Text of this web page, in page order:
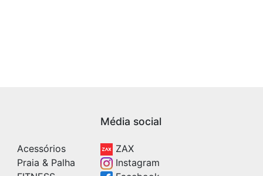
Acessórios
Praia & Palha
Média social
ZAX
Instagram